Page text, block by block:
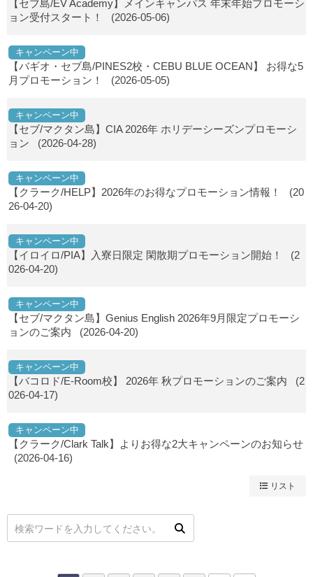
【セブ島/EV Academy】メインキャンパス 年末年始プロモーシ
ョン受付スタート！
(2026-05-06)
キャンペーン中
【バギオ・セブ島/PINES2校・CEBU BLUE OCEAN】 お得な5
月プロモーション！
(2026-05-05)
キャンペーン中
【セブ/マクタン島】CIA 2026年 ホリデーシーズンプロモーシ
ョン
(2026-04-28)
キャンペーン中
【クラーク/HELP】2026年のお得なプロモーション情報！
(20
26-04-20)
キャンペーン中
【イロイロ/PIA】入寮日限定 閑散期プロモーション開始！
(2
026-04-20)
キャンペーン中
【セブ/マクタン島】Genius English 2026年9月限定プロモーシ
ョンのご案内 (2026-04-20)
キャンペーン中
【バコロド/E-Room校】 2026年 秋プロモーションのご案内 (2
026-04-17)
キャンペーン中
【クラーク/Clark Talk】よりお得な2大キャンペーンのお知らせ
(2026-04-16)
リスト